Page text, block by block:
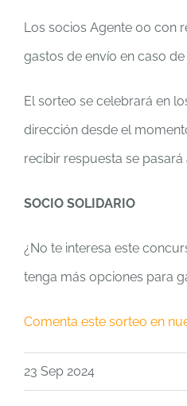
Los socios Agente 00 con
gastos de envío en caso
El sorteo se celebrará en
dirección desde el
recibir respuesta se
SOCIO SOLIDARIO
¿No te interesa este
tenga más opciones para
Comenta este sorteo en
23 Sep 2024